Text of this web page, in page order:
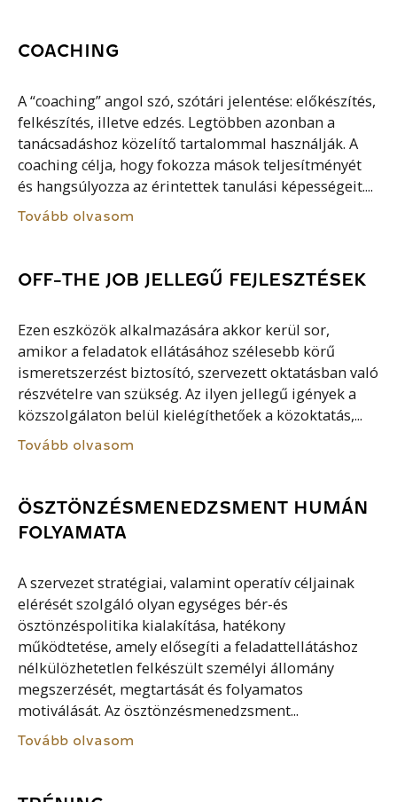
COACHING
A “coaching” angol szó, szótári jelentése: előkészítés,
felkészítés, illetve edzés. Legtöbben azonban a
tanácsadáshoz közelítő tartalommal használják. A
coaching célja, hogy fokozza mások teljesítményét
és hangsúlyozza az érintettek tanulási képességeit....
Tovább olvasom
OFF-THE JOB JELLEGŰ FEJLESZTÉSEK
Ezen eszközök alkalmazására akkor kerül sor,
amikor a feladatok ellátásához szélesebb körű
ismeretszerzést biztosító, szervezett oktatásban való
részvételre van szükség. Az ilyen jellegű igények a
közszolgálaton belül kielégíthetőek a közoktatás,...
Tovább olvasom
ÖSZTÖNZÉSMENEDZSMENT HUMÁN
FOLYAMATA
A szervezet stratégiai, valamint operatív céljainak
elérését szolgáló olyan egységes bér-és
ösztönzéspolitika kialakítása, hatékony
működtetése, amely elősegíti a feladattellátáshoz
nélkülözhetetlen felkészült személyi állomány
megszerzését, megtartását és folyamatos
motiválását. Az ösztönzésmenedzsment...
Tovább olvasom